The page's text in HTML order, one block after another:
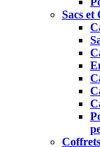
Sacs et
Coffrets